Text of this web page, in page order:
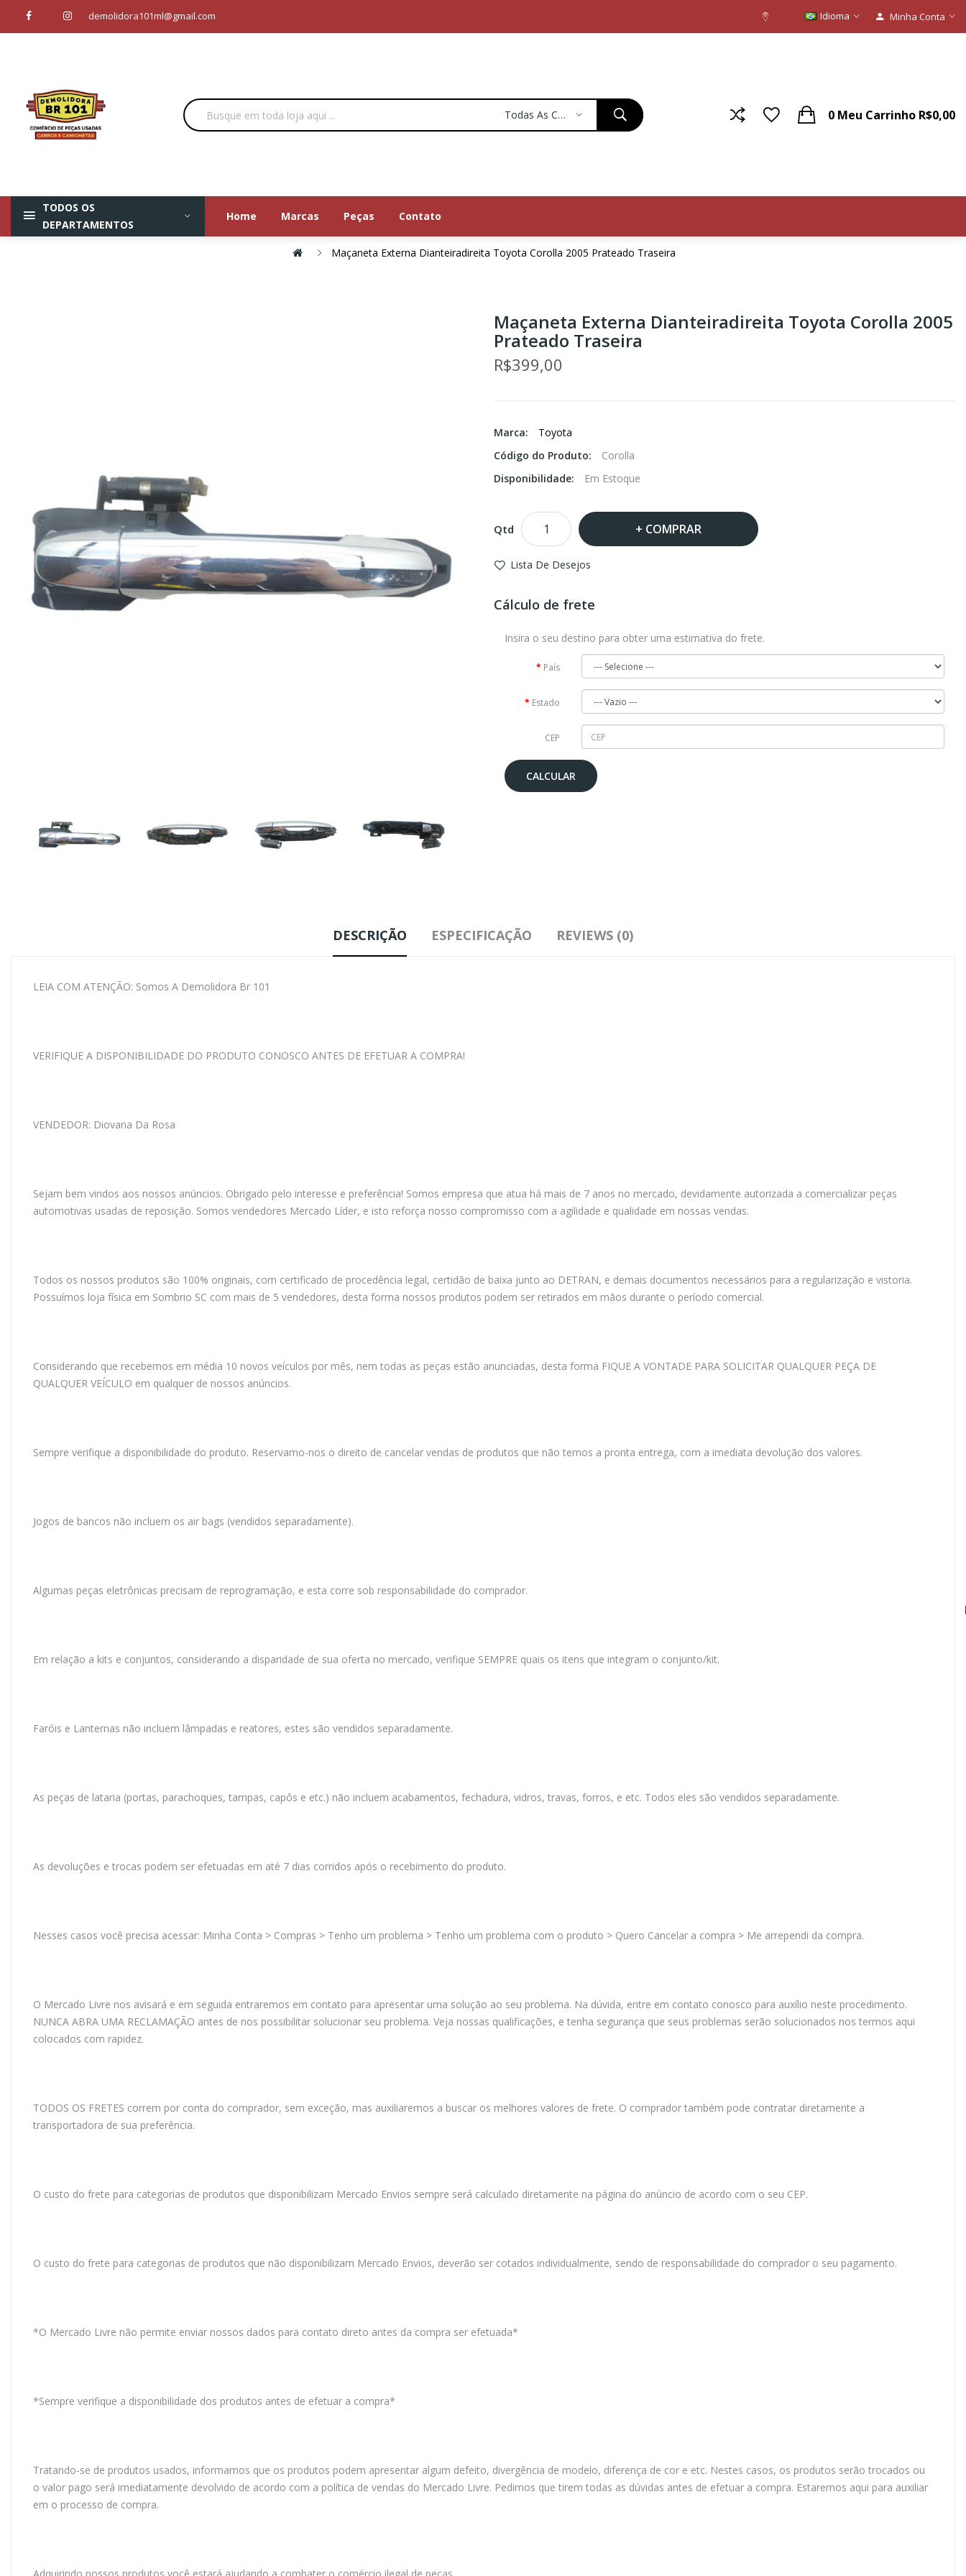
demolidora101ml@gmail.com Idioma Minha Conta
0 Meu Carrinho R$0,00
Todas As Categorias
TODOS OS
DEPARTAMENTOS
Home Marcas Peças Contato
Maçaneta Externa Dianteiradireita Toyota Corolla 2005 Prateado Traseira
Maçaneta Externa Dianteiradireita Toyota Corolla 2005
Prateado Traseira
R$399,00
Marca:
Toyota
Código do Produto:
Corolla
Disponibilidade:
Em Estoque
Qtd COMPRAR
Lista De Desejos
Cálculo de frete
Insira o seu destino para obter uma estimativa do frete.
País
Estado
CEP
CALCULAR
DESCRIÇÃO ESPECIFICAÇÃO REVIEWS (0)
LEIA COM ATENÇÃO: Somos A Demolidora Br 101
VERIFIQUE A DISPONIBILIDADE DO PRODUTO CONOSCO ANTES DE EFETUAR A COMPRA!
VENDEDOR: Diovana Da Rosa
Sejam bem vindos aos nossos anúncios. Obrigado pelo interesse e preferência! Somos empresa que atua há mais de 7 anos no mercado, devidamente autorizada a comercializar peças
automotivas usadas de reposição. Somos vendedores Mercado Líder, e isto reforça nosso compromisso com a agilidade e qualidade em nossas vendas.
Todos os nossos produtos são 100% originais, com certificado de procedência legal, certidão de baixa junto ao DETRAN, e demais documentos necessários para a regularização e vistoria.
Possuímos loja física em Sombrio SC com mais de 5 vendedores, desta forma nossos produtos podem ser retirados em mãos durante o período comercial.
Considerando que recebemos em média 10 novos veículos por mês, nem todas as peças estão anunciadas, desta forma FIQUE A VONTADE PARA SOLICITAR QUALQUER PEÇA DE
QUALQUER VEÍCULO em qualquer de nossos anúncios.
Sempre verifique a disponibilidade do produto. Reservamo-nos o direito de cancelar vendas de produtos que não temos a pronta entrega, com a imediata devolução dos valores.
Jogos de bancos não incluem os air bags (vendidos separadamente).
Algumas peças eletrônicas precisam de reprogramação, e esta corre sob responsabilidade do comprador.
Em relação a kits e conjuntos, considerando a disparidade de sua oferta no mercado, verifique SEMPRE quais os itens que integram o conjunto/kit.
Faróis e Lanternas não incluem lâmpadas e reatores, estes são vendidos separadamente.
As peças de lataria (portas, parachoques, tampas, capôs e etc.) não incluem acabamentos, fechadura, vidros, travas, forros, e etc. Todos eles são vendidos separadamente.
As devoluções e trocas podem ser efetuadas em até 7 dias corridos após o recebimento do produto.
Nesses casos você precisa acessar: Minha Conta > Compras > Tenho um problema > Tenho um problema com o produto > Quero Cancelar a compra > Me arrependi da compra.
O Mercado Livre nos avisará e em seguida entraremos em contato para apresentar uma solução ao seu problema. Na dúvida, entre em contato conosco para auxílio neste procedimento.
NUNCA ABRA UMA RECLAMAÇÃO antes de nos possibilitar solucionar seu problema. Veja nossas qualificações, e tenha segurança que seus problemas serão solucionados nos termos aqui
colocados com rapidez.
TODOS OS FRETES correm por conta do comprador, sem exceção, mas auxiliaremos a buscar os melhores valores de frete. O comprador também pode contratar diretamente a
transportadora de sua preferência.
O custo do frete para categorias de produtos que disponibilizam Mercado Envios sempre será calculado diretamente na página do anúncio de acordo com o seu CEP.
O custo do frete para categorias de produtos que não disponibilizam Mercado Envios, deverão ser cotados individualmente, sendo de responsabilidade do comprador o seu pagamento.
*O Mercado Livre não permite enviar nossos dados para contato direto antes da compra ser efetuada*
*Sempre verifique a disponibilidade dos produtos antes de efetuar a compra*
Tratando-se de produtos usados, informamos que os produtos podem apresentar algum defeito, divergência de modelo, diferença de cor e etc. Nestes casos, os produtos serão trocados ou
o valor pago será imediatamente devolvido de acordo com a política de vendas do Mercado Livre. Pedimos que tirem todas as dúvidas antes de efetuar a compra. Estaremos aqui para auxiliar
em o processo de compra.